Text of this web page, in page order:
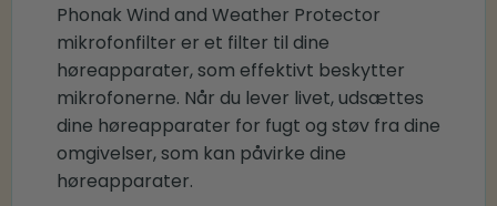
Phonak Wind and Weather Protector
mikrofonfilter er et filter til dine
høreapparater, som effektivt beskytter
mikrofonerne. Når du lever livet, udsættes
dine høreapparater for fugt og støv fra dine
omgivelser, som kan påvirke dine
høreapparater.